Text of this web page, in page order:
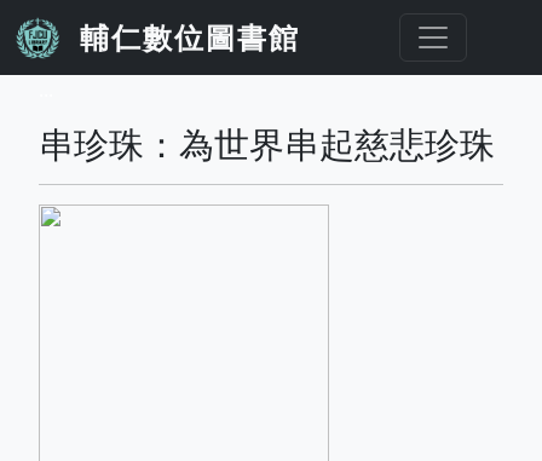
移至主內容
輔仁數位圖書館
串珍珠：為世界串起慈悲珍珠